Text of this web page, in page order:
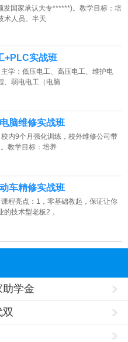
发国家承认大专******)。教学目标：培
术人员。半天
+PLC实战班
学：低压电工、高压电工、维护电
、弱电电工（电脑
脑维修实战班
内9个月强化训练，校外维修公司带
教学目标：培养
车精修实战班
程亮点：1，零基础教起，保证让你
的技术型老板2，
学金